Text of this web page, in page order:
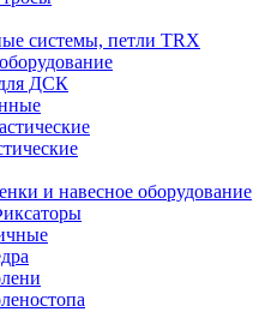
системы, петли TRX
ДСК
и навесное оборудование